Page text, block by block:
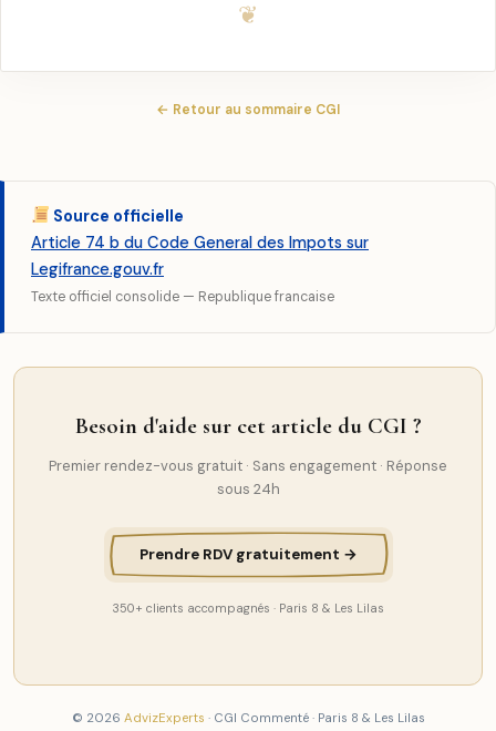
← Retour au sommaire CGI
Source officielle
Article 74 b du Code General des Impots sur
Legifrance.gouv.fr
Texte officiel consolide — Republique francaise
Besoin d'aide sur cet article du CGI ?
Premier rendez-vous gratuit · Sans engagement · Réponse
sous 24h
Prendre RDV gratuitement →
350+ clients accompagnés · Paris 8 & Les Lilas
© 2026 AdvizExperts · CGI Commenté · Paris 8 & Les Lilas